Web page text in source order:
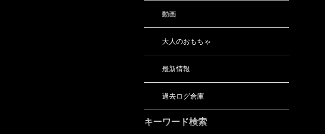
動画
大人のおもちゃ
最新情報
過去ログ倉庫
キーワード検索